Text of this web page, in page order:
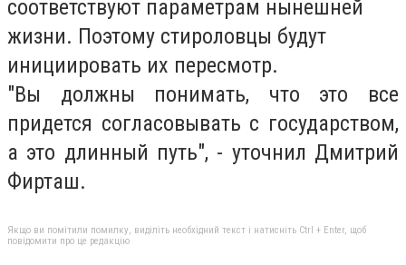
соответствуют параметрам нынешней
жизни. Поэтому стироловцы будут
инициировать их пересмотр.
"Вы должны понимать, что это все
придется согласовывать с государством,
а это длинный путь", - уточнил Дмитрий
Фирташ.
Якщо ви помітили помилку, виділіть необхідний текст і натисніть Ctrl + Enter, щоб
повідомити про це редакцію